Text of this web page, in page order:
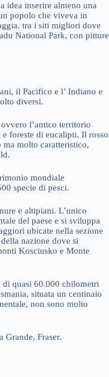
idea inserire almeno una
popolo che viveva in
tra i siti migliori dove
National Park, con pitture
il Pacifico e l’ Indiano e
diversi.
l’antico territorio
foreste di eucalipti. Il rosso
ma molto caratteristico,
mondiale
specie di pesci.
e altipiani. L’unico
del paese e si sviluppa
ubicate nella sezione
nazione dove si
Kosciusko e Monte
quasi 60.000 chilometri
situata un centinaio
non sono molto
Grande, Fraser.